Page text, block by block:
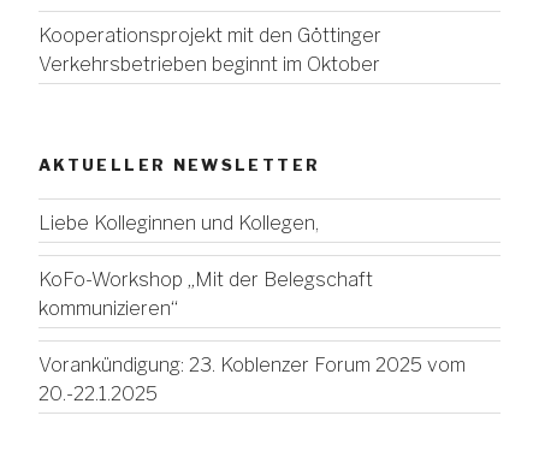
Kooperationsprojekt mit den Göttinger
Verkehrsbetrieben beginnt im Oktober
AKTUELLER NEWSLETTER
Liebe Kolleginnen und Kollegen,
KoFo-Workshop „Mit der Belegschaft
kommunizieren“
Vorankündigung: 23. Koblenzer Forum 2025 vom
20.-22.1.2025